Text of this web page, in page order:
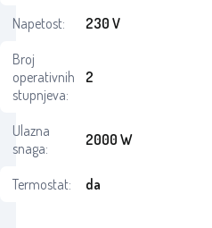
Napetost:
230 V
Broj
operativnih
stupnjeva:
2
Ulazna
snaga:
2000 W
Termostat: da